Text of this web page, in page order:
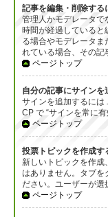
記事を編集・削除する
管理人かモデレータで
時間が経過している
る場合やモデレータ
れている場合、その記
ページトップ
自分の記事にサインを
サインを追加するには
CP で “サインを常に
ページトップ
投票トピックを作成す
新しいトピックを作成
はありません。タブを
ださい。ユーザーが選
ページトップ